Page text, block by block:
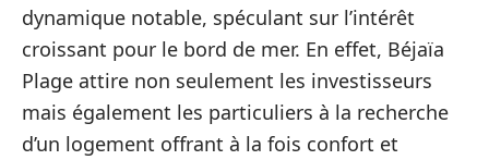
dynamique notable, spéculant sur l’intérêt
croissant pour le bord de mer. En effet, Béjaïa
Plage attire non seulement les investisseurs
mais également les particuliers à la recherche
d’un logement offrant à la fois confort et